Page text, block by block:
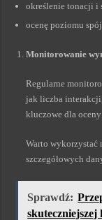
określenie tonacji
ocenę poziomu
Monitorowanie
Regularne
jak liczba
kluczowe dla
Warto wykorzystać
szczegółowych
Sprawdź: